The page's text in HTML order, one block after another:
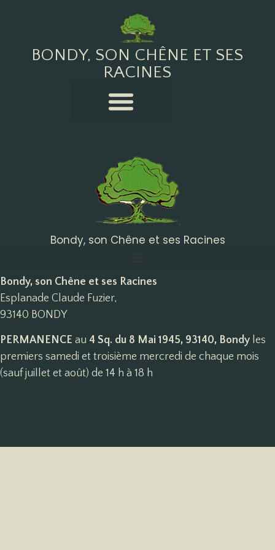
BONDY, SON CHÊNE ET SES
RACINES
Bondy, son Chêne et ses Racines
Bondy, son Chêne et ses Racines
Esplanade Claude Fuzier,
93140 BONDY
PERMANENCE au 4 Sq. du 8 Mai 1945, 93140, Bondy les
premiers samedi et troisième mercredi de chaque mois
(sauf juillet et août) de 14 h à 18 h